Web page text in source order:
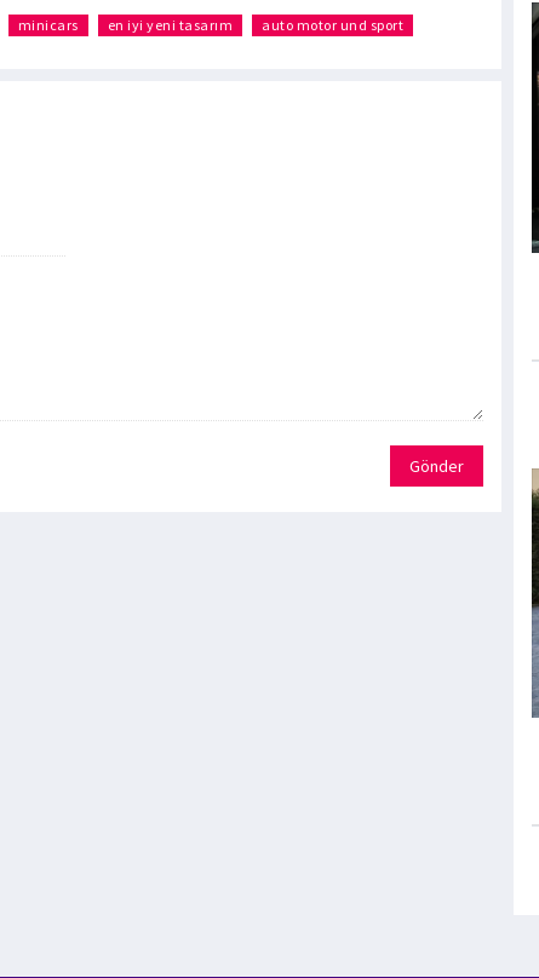
minicars en iyi yeni tasarım auto motor und sport
Gönder